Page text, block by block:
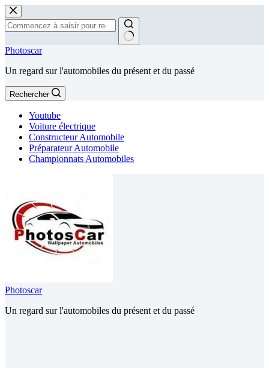
Passer
au
contenu
Aucun
Photoscar
Un regard sur l'automobiles du présent et du passé
Rechercher
Youtube
Voiture électrique
Constructeur Automobile
Préparateur Automobile
Championnats Automobiles
Photoscar
Un regard sur l'automobiles du présent et du passé